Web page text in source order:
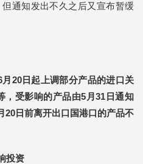
但通知发出不久之后又宣布暂缓
20日起上调部分产品的进口关
，受影响的产品由5月31日通知
20日前离开出口国港口的产品不
投资